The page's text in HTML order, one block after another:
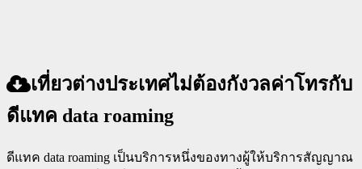
เที่ยวต่างประเทศไม่ต้องกังวลค่าโทรกับ
ดีแทค data roaming
ดีแทค data roaming เป็นบริการหนึ่งของทางผู้ให้บริการสัญญาณ